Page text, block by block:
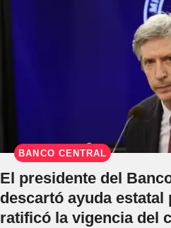
BANCO CENTRAL
El presidente del
descartó ayuda estatal
ratificó la vigencia del